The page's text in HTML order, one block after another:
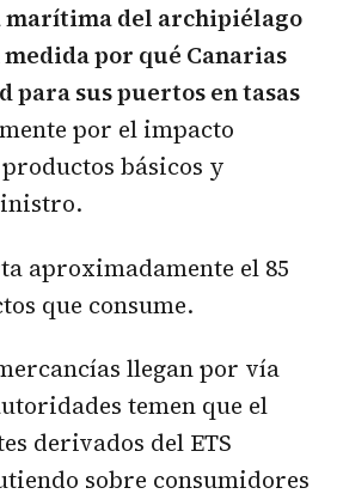
marítima del archipiélago
por qué Canarias
sus puertos en tasas
por el impacto
básicos y
aproximadamente el 85
que consume.
llegan por vía
temen que el
derivados del ETS
sobre consumidores